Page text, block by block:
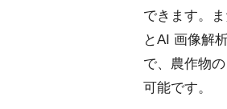
できます。
とAI 画像解
で、農作物
可能です。